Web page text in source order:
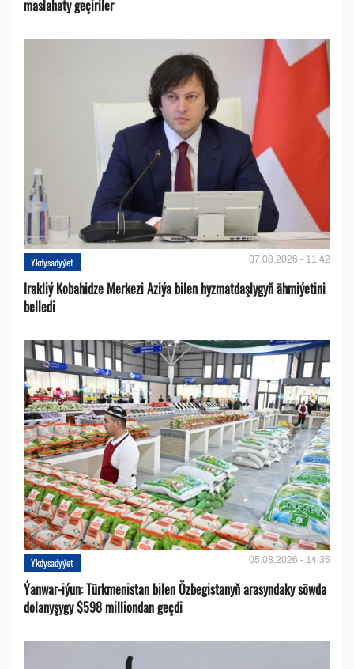
maslahaty geçiriler
Ykdysadyýet 07.08.2026 - 11:42
Irakliý Kobahidze Merkezi Aziýa bilen hyzmatdaşlygyň ähmiýetini
belledi
Ykdysadyýet 05.08.2026 - 14:35
Ýanwar-iýun: Türkmenistan bilen Özbegistanyň arasyndaky söwda
dolanyşygy $598 milliondan geçdi